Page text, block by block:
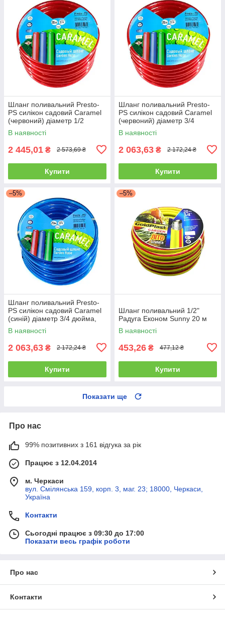
Шланг поливальний Presto-
PS силікон садовий Caramel
(червоний) діаметр 1/2
дюйма, довжина 50 м (CAR
R-1/2 50)
В наявності
2 445,01 ₴ 2 573,69 ₴
Купити
Шланг поливальний Presto-
PS силікон садовий Caramel
(червоний) діаметр 3/4
дюйма, довжина 30 м (SE-3/4
30)
В наявності
2 063,63 ₴ 2 172,24 ₴
Купити
–5%
Шланг поливальний Presto-
PS силікон садовий Caramel
(синій) діаметр 3/4 дюйма,
довжина 30 м (CAR B-3/4 30)
В наявності
2 063,63 ₴ 2 172,24 ₴
Купити
–5%
Шланг поливальний 1/2"
Радуга Економ Sunny 20 м
В наявності
453,26 ₴ 477,12 ₴
Купити
Показати ще
Про нас
99% позитивних з 161 відгука за рік
Працює з 12.04.2014
м. Черкаси
вул. Смілянська 159, корп. 3, маг. 23; 18000, Черкаси,
Україна
Контакти
Сьогодні працює з 09:30 до 17:00
Показати весь графік роботи
Про нас
Контакти